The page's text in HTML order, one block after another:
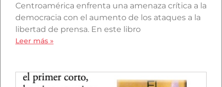
Centroamérica enfrenta una amenaza crítica a la
democracia con el aumento de los ataques a la
libertad de prensa. En este libro
Leer más »